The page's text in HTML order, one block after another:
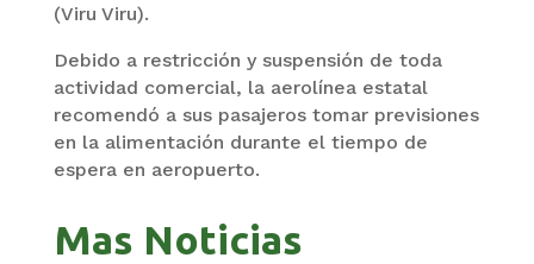
(Viru Viru).
Debido a restricción y suspensión de toda
actividad comercial, la aerolínea estatal
recomendó a sus pasajeros tomar previsiones
en la alimentación durante el tiempo de
espera en aeropuerto.
Mas Noticias